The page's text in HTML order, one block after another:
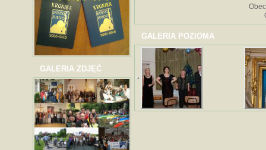
GALERIA ZDJĘĆ
GALERIA POZIOMA